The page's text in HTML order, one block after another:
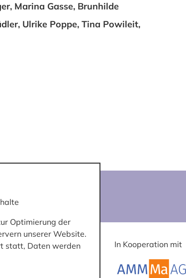
Marina Gasse, Brunhilde
Ulrike Poppe, Tina Powileit,
In Kooperation mit
Optimierung der
unserer Website.
statt, Daten werden